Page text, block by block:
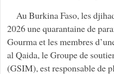
Au Burkina Faso, les
2026 une quarantaine de
Gourma et les membres
al Qaida, le Groupe de
(GSIM), est responsable de